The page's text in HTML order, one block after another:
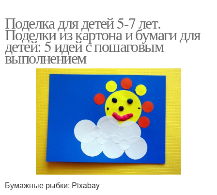
Поделка для детей 5-7 лет.
Поделки из картона и бумаги для
детей: 5 идей с пошаговым
выполнением
Бумажные рыбки: Pixabay